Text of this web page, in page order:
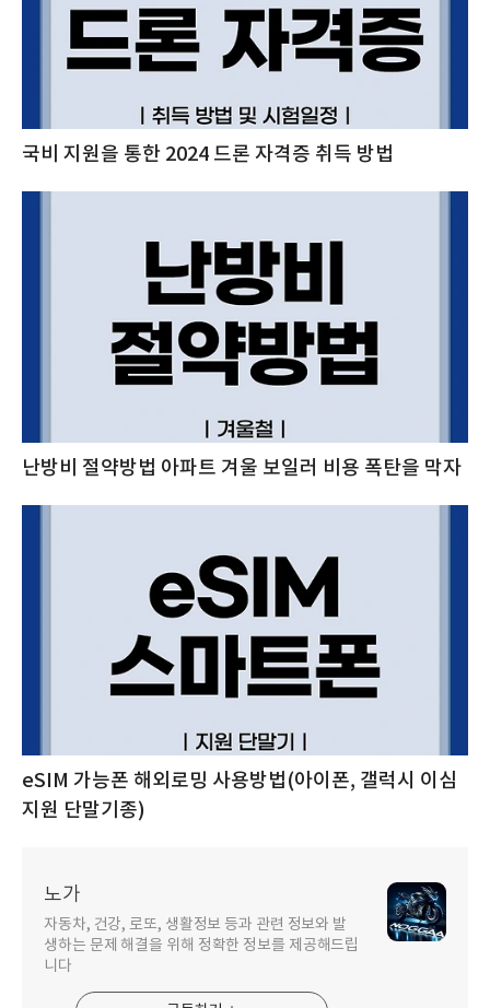
국비 지원을 통한 2024 드론 자격증 취득 방법
난방비 절약방법 아파트 겨울 보일러 비용 폭탄을 막자
eSIM 가능폰 해외로밍 사용방법(아이폰, 갤럭시 이심
지원 단말기종)
노가
자동차, 건강, 로또, 생활정보 등과 관련 정보와 발
생하는 문제 해결을 위해 정확한 정보를 제공해드립
니다